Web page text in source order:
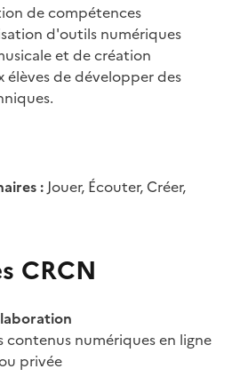
de compétences
d'outils numériques
et de création
élèves de développer des
: Jouer, Écouter, Créer,
CRCN
contenus numériques en ligne
privée